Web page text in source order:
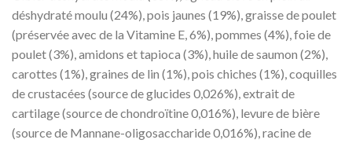
déshydraté moulu (24%), pois jaunes (19%), graisse de poulet
(préservée avec de la Vitamine E, 6%), pommes (4%), foie de
poulet (3%), amidons et tapioca (3%), huile de saumon (2%),
carottes (1%), graines de lin (1%), pois chiches (1%), coquilles
de crustacées (source de glucides 0,026%), extrait de
cartilage (source de chondroïtine 0,016%), levure de bière
(source de Mannane-oligosaccharide 0,016%), racine de